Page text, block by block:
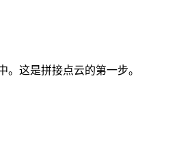
这是拼接点云的第一步。